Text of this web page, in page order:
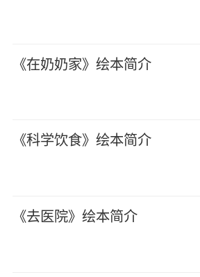
《在奶奶家》绘本简介
《科学饮食》绘本简介
《去医院》绘本简介